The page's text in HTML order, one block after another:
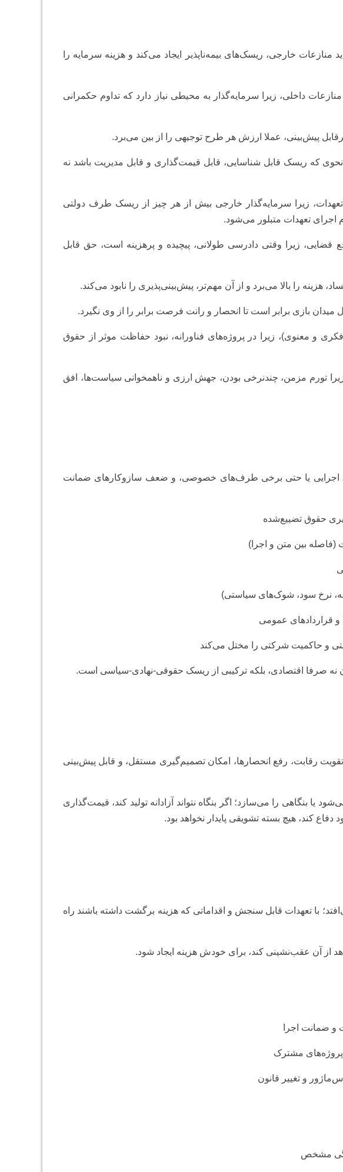
منازعات خارجی، ریسک‌های بیمه‌ناپذیر ایجاد می‌کند و هزینه سرمایه را
داخلی، زیرا سرمایه‌گذار به محیطی نیاز دارد که تداوم حکمرانی
پیش‌بینی، عملا ارزش هر طرح توجیهی را از بین می‌برد.
که ریسک قابل شناسایی، قابل قیمت‌گذاری و قابل مدیریت باشد نه
زیرا سرمایه‌گذار خارجی بیش از هر چیز از ریسک طرف دولتی
‌اجرای تعهدات متبلور می‌شود.
زیرا وقتی دادرسی طولانی، پیچیده و پرهزینه است، حق قابل
هزینه را بالا می‌برد و از آن مهم‌تر، پیش‌بینی‌پذیری را نابود می‌کند.
بازی برابر است تا انحصار و رانت فرصت برابر را از وی نگیرد.
و معنوی)، زیرا در پروژه‌های فناورانه، نبود حفاظت موثر از حقوق
تورم مزمن، چندنرخی بودن، جهش ارزی و ناهمخوانی سیاست‌ها، افق
اجرایی یا حتی برخی طرف‌های خصوصی، و ضعف سازوکارهای ضمانت
حقوق تضییع‌شده
(فاصله بین متن و اجرا)
نرخ سود، شوک‌های سیاستی)
قراردادهای عمومی
و حاکمیت شرکتی را مختل می‌کند
نه صرفا اقتصادی، بلکه ترکیبی از ریسک حقوقی-نهادی-سیاسی است.
رقابت، رفع انحصارها، امکان تصمیم‌گیری مستقل، و قابل پیش‌بینی
بنگاهی را می‌سازد؛ اگر بنگاه نتواند آزادانه تولید کند، قیمت‌گذاری
کند، هیچ بسته تشویقی پایدار نخواهد بود.
با تعهدات قابل سنجش و اقداماتی که هزینه برگشت داشته باشند راه
از آن عقب‌نشینی کند، برای خودش هزینه ایجاد شود.
و ضمانت اجرا
پروژه‌های مشترک
و تغییر قانون
مشخص